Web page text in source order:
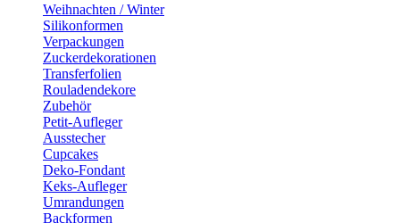
Weihnachten / Winter
Silikonformen
Verpackungen
Zuckerdekorationen
Transferfolien
Rouladendekore
Zubehör
Petit-Aufleger
Ausstecher
Cupcakes
Deko-Fondant
Keks-Aufleger
Umrandungen
Backformen